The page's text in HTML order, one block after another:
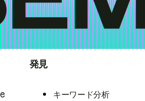
発見
キーワード分析